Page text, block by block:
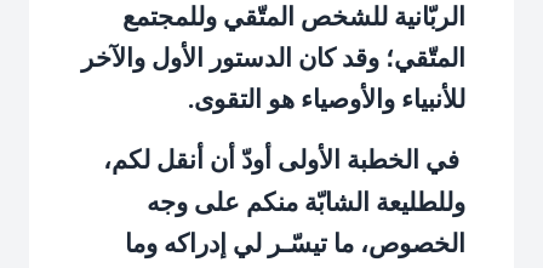
الربّانية للشخص المتّقي وللمجتمع
المتّقي؛ وقد كان الدستور الأول والآخر
للأنبياء والأوصياء هو التقوى.
في الخطبة الأولى أودّ أن أنقل لكم،
وللطليعة الشابّة منكم على وجه
الخصوص، ما تيسّـر لي إدراكه وما